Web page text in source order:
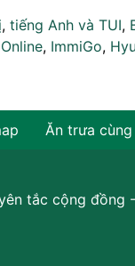
, tiếng Anh và TUI,
, ImmiGo,
Ăn trưa
tắc cộng đồng